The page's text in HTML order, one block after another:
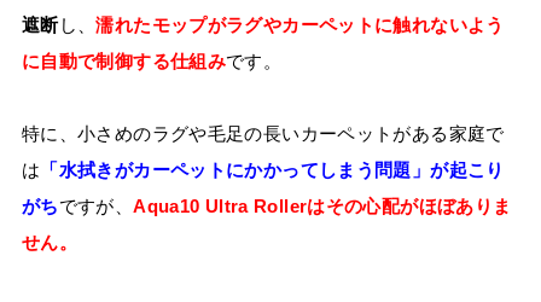
遮断し、濡れたモップがラグやカーペットに触れないよう
に自動で制御する仕組みです。
特に、小さめのラグや毛足の長いカーペットがある家庭で
は 「水拭きがカーペットにかかってしまう問題」が起こり
がちですが、Aqua10 Ultra Rollerはその心配がほぼありま
せん。